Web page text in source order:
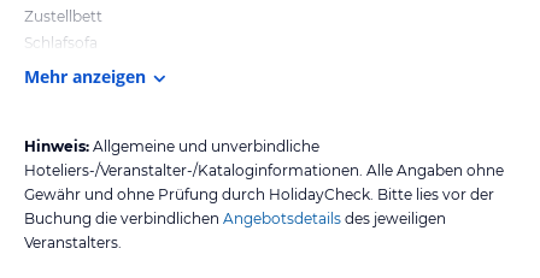
Zustellbett
Schlafsofa
Mehr anzeigen
Hinweis: Allgemeine und unverbindliche
Hoteliers-/Veranstalter-/Kataloginformationen. Alle Angaben ohne
Gewähr und ohne Prüfung durch HolidayCheck. Bitte lies vor der
Buchung die verbindlichen Angebotsdetails des jeweiligen
Veranstalters.